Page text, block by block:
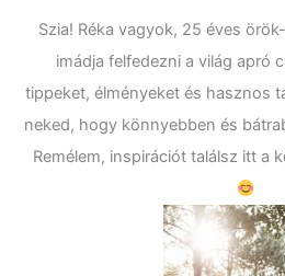
Szia! Réka vagyok, 25 éves
imádja felfedezni a világ apró
tippeket, élményeket és hasznos
neked, hogy könnyebben és
Remélem, inspirációt találsz itt a